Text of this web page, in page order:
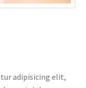
adipisicing elit,